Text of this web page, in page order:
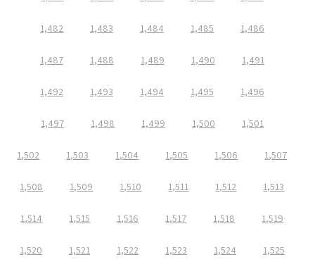
1,482 1,483 1,484 1,485 1,486
1,487 1,488 1,489 1,490 1,491
1,492 1,493 1,494 1,495 1,496
1,497 1,498 1,499 1,500 1,501
1,502 1,503 1,504 1,505 1,506 1,507
1,508 1,509 1,510 1,511 1,512 1,513
1,514 1,515 1,516 1,517 1,518 1,519
1,520 1,521 1,522 1,523 1,524 1,525